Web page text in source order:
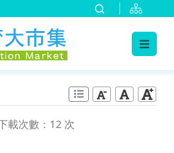
載次數：12 次